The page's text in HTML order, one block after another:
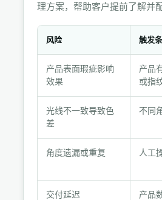
理方案，帮助客户提前了解并
险
录
风险 触发
产品表面瑕疵影响
效果
产品
或指
光线不一致导致色
差
不同
角度遗漏或重复 人工
交付延迟
产品